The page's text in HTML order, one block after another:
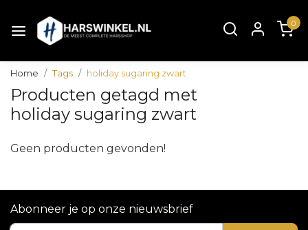
0
Home Tags holiday sugaring zwart
Producten getagd met
holiday sugaring zwart
Geen producten gevonden!
Abonneer je op onze nieuwsbrief